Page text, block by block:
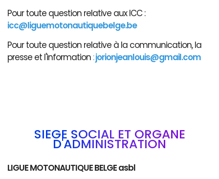
Pour toute question relative aux ICC :
icc@liguemotonautiquebelge.be
Pour toute question relative à la communication, la
presse et l'information :jorionjeanlouis@gmail.com
SIÈGE SOCIAL ET ORGANE
D'ADMINISTRATION
LIGUE MOTONAUTIQUE BELGE asbl